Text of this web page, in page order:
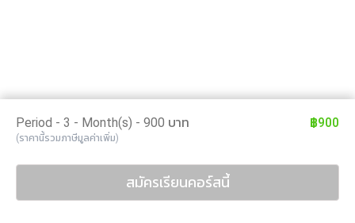
฿900
Period - 3 - Month(s) - 900 บาท
(ราคานี้รวมภาษีมูลค่าเพิ่ม)
สมัครเรียนคอร์สนี้